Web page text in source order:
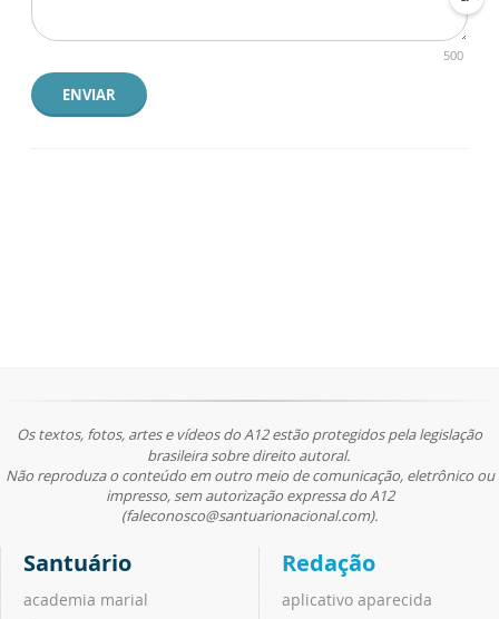
500
ENVIAR
Os textos, fotos, artes e vídeos do A12 estão protegidos pela legislação
brasileira sobre direito autoral.
Não reproduza o conteúdo em outro meio de comunicação, eletrônico ou
impresso, sem autorização expressa do A12
(faleconosco@santuarionacional.com).
Santuário
academia marial
Redação
aplicativo aparecida